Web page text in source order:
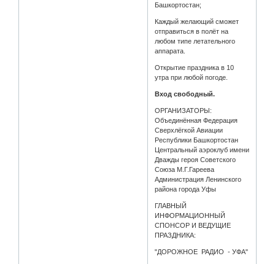
Башкортостан;
Каждый желающий сможет
отправиться в полёт на
любом типе летательного
аппарата.
Открытие праздника в 10
утра при любой погоде.
Вход свободный.
ОРГАНИЗАТОРЫ:
Объединённая Федерация
Сверхлёгкой Авиации
Республики Башкортостан
Центральный аэроклуб имени
Дважды героя Советского
Союза М.Г.Гареева
Администрация Ленинского
района города Уфы
ГЛАВНЫЙ
ИНФОРМАЦИОННЫЙ
СПОНСОР И ВЕДУЩИЕ
ПРАЗДНИКА:
"ДОРОЖНОЕ РАДИО - УФА"